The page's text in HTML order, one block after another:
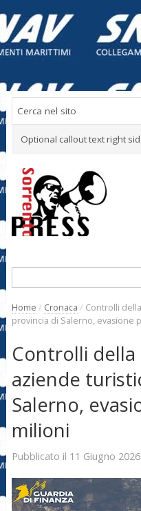
Optional callout text right
Home / Cronaca / Controlli
provincia di Salerno, evasione
Controlli della
aziende
Salerno,
milioni
Pubblicato il 11 Giugno 2026